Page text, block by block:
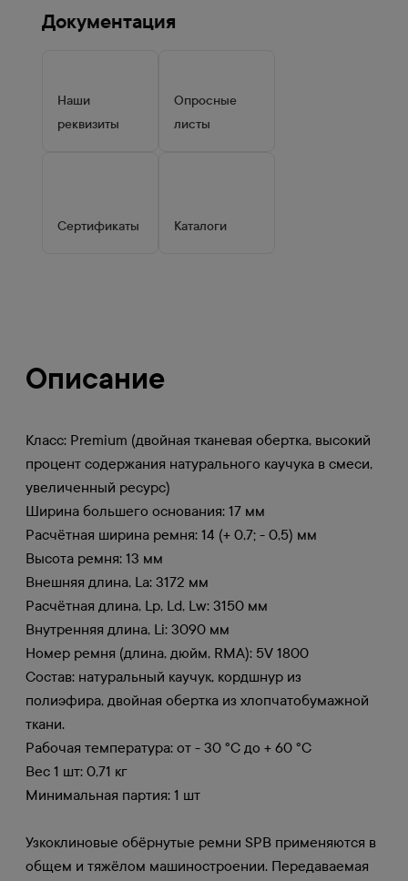
Документация
Наши
реквизиты
Опросные
листы
Сертификаты Каталоги
Описание
Класс: Premium (двойная тканевая обертка, высокий
процент содержания натурального каучука в смеси,
увеличенный ресурс)
Ширина большего основания: 17 мм
Расчётная ширина ремня: 14 (+ 0,7; - 0,5) мм
Высота ремня: 13 мм
Внешняя длина, La: 3172 мм
Расчётная длина, Lp, Ld, Lw: 3150 мм
Внутренняя длина, Li: 3090 мм
Номер ремня (длина, дюйм, RMA): 5V 1800
Состав: натуральный каучук, кордшнур из
полиэфира, двойная обертка из хлопчатобумажной
ткани.
Рабочая температура: от - 30 °C до + 60 °C
Вес 1 шт: 0,71 кг
Минимальная партия: 1 шт
Узкоклиновые обёрнутые ремни SPB применяются в
общем и тяжёлом машиностроении. Передаваемая